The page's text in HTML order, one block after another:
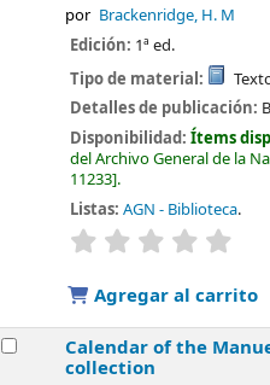
por Brackenridge, H. M
Edición: 1ª ed.
Tipo de material:
Detalles de publicación:
Disponibilidad:Ítems
del Archivo General de la
11233 .
Listas: AGN - Biblioteca.
valoración
Agregar al carrito
Calendar of the
collection